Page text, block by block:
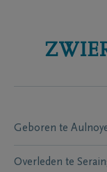
Geboren te
Overleden te